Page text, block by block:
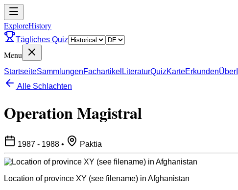
ExploreHistory
Tägliches Quiz
Menu
StartseiteSammlungenFachartikel LiteraturQuizKarteErkundenÜber
Alle Schlachten
Operation Magistral
1987 - 1988 • Paktia
Location of province XY (see filename) in Afghanistan